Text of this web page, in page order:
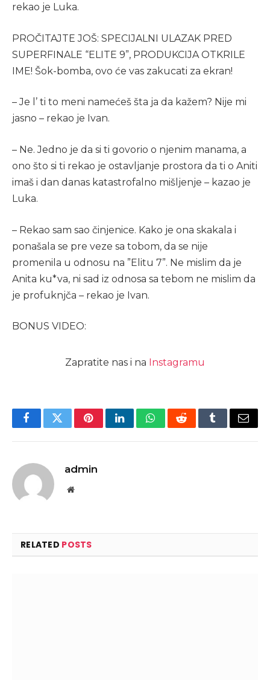
rekao je Luka.
PROČITAJTE JOŠ: SPECIJALNI ULAZAK PRED
SUPERFINALE “ELITE 9”, PRODUKCIJA OTKRILE
IME! Šok-bomba, ovo će vas zakucati za ekran!
– Je l’ ti to meni namećeš šta ja da kažem? Nije mi
jasno – rekao je Ivan.
– Ne. Jedno je da si ti govorio o njenim manama, a
ono što si ti rekao je ostavljanje prostora da ti o Aniti
imaš i dan danas katastrofalno mišljenje – kazao je
Luka.
– Rekao sam sao činjenice. Kako je ona skakala i
ponašala se pre veze sa tobom, da se nije
promenila u odnosu na ”Elitu 7”. Ne mislim da je
Anita ku*va, ni sad iz odnosa sa tebom ne mislim da
je profuknjča – rekao je Ivan.
BONUS VIDEO:
Zapratite nas i na Instagramu
FacebookTwitterPinterestLinkedInWhatsAppRedditTumblrEmail
admin
Website
RELATED POSTS